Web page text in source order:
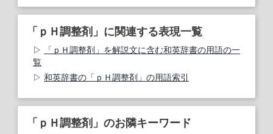
「ｐＨ調整剤」に関連する表現一覧
「ｐＨ調整剤」を解説文に含む和英辞書の用語の一
覧
和英辞書の「ｐＨ調整剤」の用語索引
「ｐＨ調整剤」のお隣キーワード